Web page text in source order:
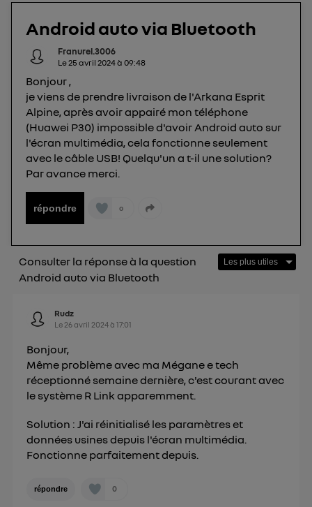
Android auto via Bluetooth
Franurel.3006
Le25 avril 2024à 09:48
Bonjour ,
je viens de prendre livraison de l'Arkana Esprit
Alpine, après avoir appairé mon téléphone
(Huawei P30) impossible d'avoir Android auto sur
l'écran multimédia, cela fonctionne seulement
avec le câble USB! Quelqu'un a t-il une solution?
Par avance merci.
répondre 0
Consulter la réponse à la question
Android auto via Bluetooth
Rudz
Le 26 avril 2024à17:01
Bonjour,
Même problème avec ma Mégane e tech
réceptionné semaine dernière, c'est courant avec
le système R Link apparemment.
Solution : J'ai réinitialisé les paramètres et
données usines depuis l'écran multimédia.
Fonctionne parfaitement depuis.
répondre 0
de votre contrat internet (ex : votre numéro de
L'identifiant est associé à votre connexion
internet. Ainsi, toutes les personnes utilisant la
même connexion et ayant consenties se verront
attribuer le même identifiant. En général :
Pour une connexion foyer(ex : Wi-Fi), la personnalisation sera basée
sur la navigation des membres du foyer ayant consentis.
Pour une connexion mobile, la personnalisation sera basée
uniquement sur la navigation de l'utilisateur du mobile.
Vous pouvez à tout moment retirer ce
consentement sur
le portail d’Utiq
Politique d'information sur les données
personnelles d'Utiq